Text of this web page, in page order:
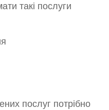
такі послуги
послуг потрібно